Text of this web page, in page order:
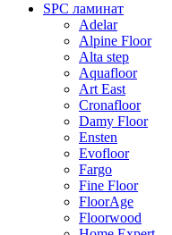
SPC ламинат
Adelar
Alpine Floor
Alta step
Aquafloor
Art East
Cronafloor
Damy Floor
Ensten
Evofloor
Fargo
Fine Floor
FloorAge
Floorwood